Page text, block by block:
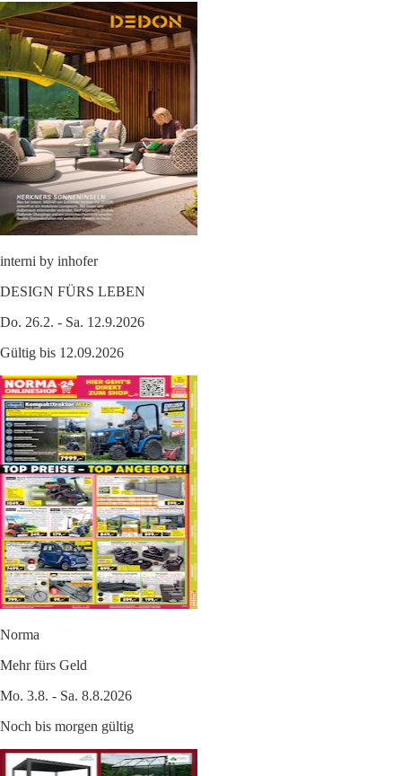
interni by inhofer
DESIGN FÜRS LEBEN
Do. 26.2. - Sa. 12.9.2026
Gültig bis 12.09.2026
Norma
Mehr fürs Geld
Mo. 3.8. - Sa. 8.8.2026
Noch bis morgen gültig